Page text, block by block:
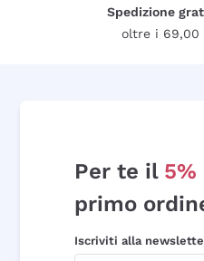
Spedizione
oltre i 69,00
Per te il
primo
Iscriviti alla